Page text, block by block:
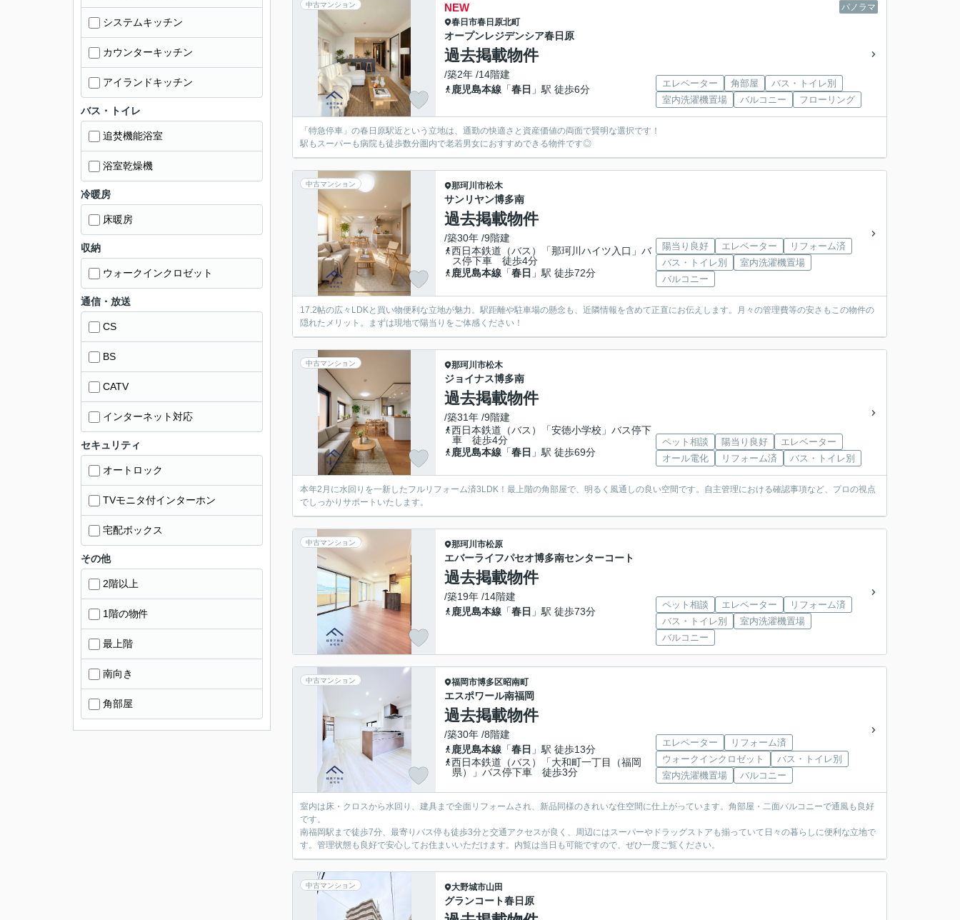
中古マンション パノラマ
NEW
春日市春日原北町
オープンレジデンシア春日原
過去掲載物件
/築2年 /14階建
鹿児島本線 「春日 」駅 徒歩6分
エレベーター 角部屋
バス・トイレ別
室内洗濯機置場
バルコニー フローリング
「特急停車」の春日原駅近という立地は、通勤の快適さと資産価値の両面で賢明な選択です！
駅もスーパーも病院も徒歩数分圏内で老若男女におすすめできる物件です◎
中古マンション 那珂川市松木
サンリヤン博多南
過去掲載物件
/築30年 /9階建
西日本鉄道（バス）「那珂川ハイツ入口」バ
ス停下車 徒歩4分
鹿児島本線 「春日 」駅 徒歩72分
陽当り良好 エレベーター
リフォーム済
バス・トイレ別
室内洗濯機置場
バルコニー
17.2帖の広々LDKと買い物便利な立地が魅力。駅距離や駐車場の懸念も、近隣情報を含めて正直にお伝えします。月々の管理費等の安さもこの物件の
隠れたメリット。まずは現地で陽当りをご体感ください！
中古マンション 那珂川市松木
ジョイナス博多南
過去掲載物件
/築31年 /9階建
西日本鉄道（バス）「安徳小学校」バス停下
車 徒歩4分
鹿児島本線 「春日 」駅 徒歩69分
ペット相談 陽当り良好
エレベーター
オール電化
リフォーム済 バス・トイレ別
本年2月に水回りを一新したフルリフォーム済3LDK！最上階の角部屋で、明るく風通しの良い空間です。自主管理における確認事項など、プロの視点
でしっかりサポートいたします。
中古マンション 那珂川市松原
エバーライフパセオ博多南センターコート
過去掲載物件
/築19年 /14階建
鹿児島本線 「春日 」駅 徒歩73分
ペット相談 エレベーター
リフォーム済
バス・トイレ別
室内洗濯機置場
バルコニー
中古マンション 福岡市博多区昭南町
エスポワール南福岡
過去掲載物件
/築30年 /8階建
鹿児島本線 「春日 」駅 徒歩13分
西日本鉄道（バス）「大和町一丁目（福岡
県）」バス停下車 徒歩3分
エレベーター
リフォーム済
ウォークインクロゼット
バス・トイレ別
室内洗濯機置場
バルコニー
室内は床・クロスから水回り、建具まで全面リフォームされ、新品同様のきれいな住空間に仕上がっています。角部屋・二面バルコニーで通風も良好
です。
南福岡駅まで徒歩7分、最寄りバス停も徒歩3分と交通アクセスが良く、周辺にはスーパーやドラッグストアも揃っていて日々の暮らしに便利な立地で
す。管理状態も良好で安心してお住まいいただけます。内覧は当日も可能ですので、ぜひ一度ご覧ください。
中古マンション 大野城市山田
グランコート春日原
システムキッチン
カウンターキッチン
アイランドキッチン
バス・トイレ
追焚機能浴室
浴室乾燥機
冷暖房
床暖房
収納
ウォークインクロゼット
通信・放送
CS
BS
CATV
インターネット対応
セキュリティ
オートロック
TVモニタ付インターホン
宅配ボックス
その他
2階以上
1階の物件
最上階
南向き
角部屋